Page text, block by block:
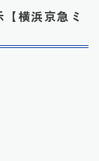
横浜京急ミ